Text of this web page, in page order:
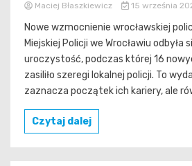
Maciej Błaszkiewicz 15 września
Nowe wzmocnienie wrocławskiej
Miejskiej Policji we Wrocławiu odbyła
uroczystość, podczas której 16
zasiliło szeregi lokalnej policji. To
zaznacza początek ich kariery, ale
Czytaj dalej